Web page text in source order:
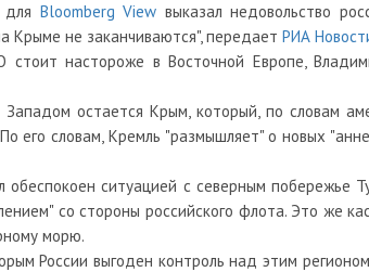
Bloomberg View выказал недовольство
Крыме не заканчиваются", передает РИА
настороже в Восточной Европе,
остается Крым, который, по словам
его словам, Кремль "размышляет" о новых
ситуацией с северным побережье
со стороны российского флота. Это же
морю.
России выгоден контроль над этим